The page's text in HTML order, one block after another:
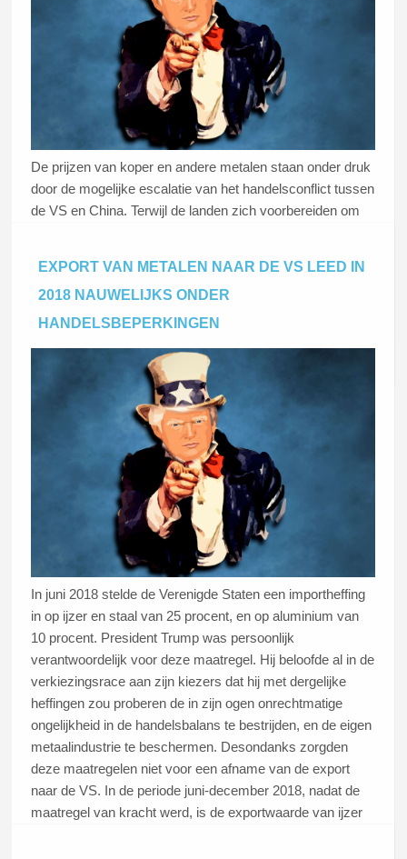
De prijzen van koper en andere metalen staan onder druk
door de mogelijke escalatie van het handelsconflict tussen
de VS en China. Terwijl de landen zich voorbereiden om
daling zien. Zo sloot koper donderdag op 6102 dollar per
ton aan de London Metal Exchange.
EXPORT VAN METALEN NAAR DE VS LEED IN
2018 NAUWELIJKS ONDER
HANDELSBEPERKINGEN
In juni 2018 stelde de Verenigde Staten een importheffing
in op ijzer en staal van 25 procent, en op aluminium van
10 procent. President Trump was persoonlijk
verantwoordelijk voor deze maatregel. Hij beloofde al in de
verkiezingsrace aan zijn kiezers dat hij met dergelijke
heffingen zou proberen de in zijn ogen onrechtmatige
ongelijkheid in de handelsbalans te bestrijden, en de eigen
metaalindustrie te beschermen. Desondanks zorgden
deze maatregelen niet voor een afname van de export
naar de VS. In de periode juni-december 2018, nadat de
maatregel van kracht werd, is de exportwaarde van ijzer